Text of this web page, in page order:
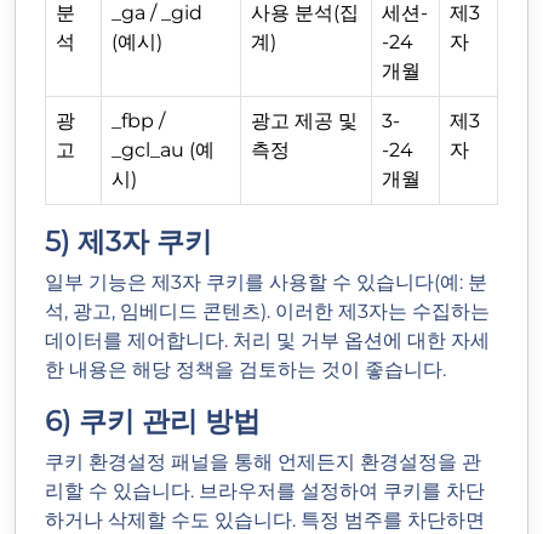
분
석
_ga / _gid
(예시)
사용 분석(집
계)
세션-
-24
개월
제3
자
광
고
_fbp /
_gcl_au (예
시)
광고 제공 및
측정
3-
-24
개월
제3
자
5) 제3자 쿠키
일부 기능은 제3자 쿠키를 사용할 수 있습니다(예: 분
석, 광고, 임베디드 콘텐츠). 이러한 제3자는 수집하는
데이터를 제어합니다. 처리 및 거부 옵션에 대한 자세
한 내용은 해당 정책을 검토하는 것이 좋습니다.
6) 쿠키 관리 방법
쿠키 환경설정 패널을 통해 언제든지 환경설정을 관
리할 수 있습니다. 브라우저를 설정하여 쿠키를 차단
하거나 삭제할 수도 있습니다. 특정 범주를 차단하면